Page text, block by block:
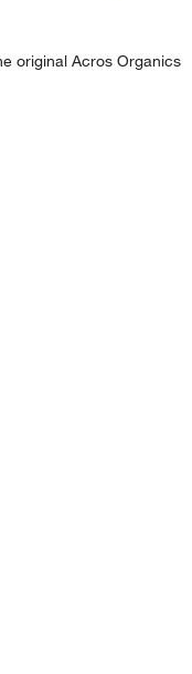
original Acros Organics